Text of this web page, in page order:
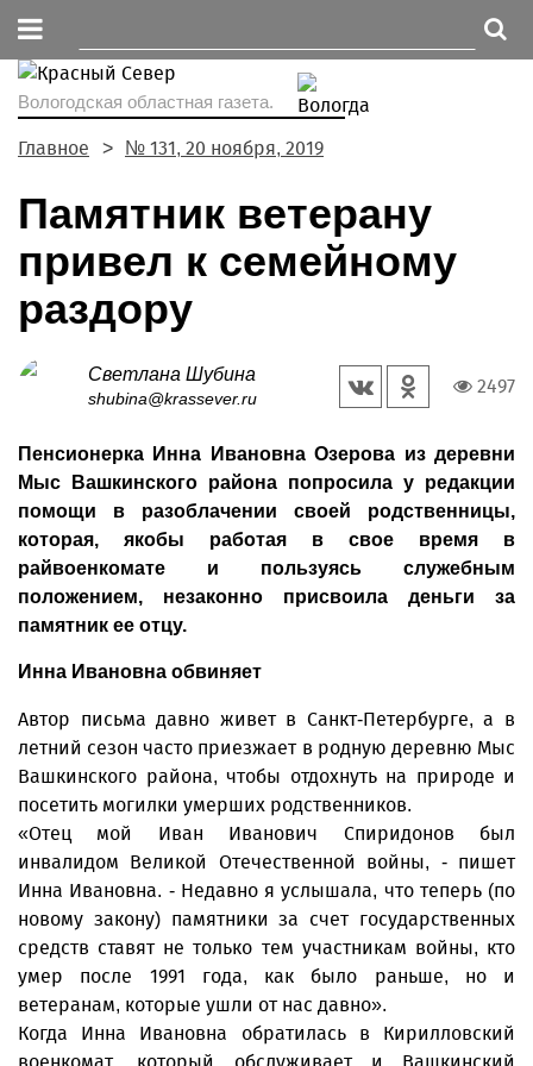
Вологодская областная газета.
Главное № 131, 20 ноября, 2019
Памятник ветерану
привел к семейному
раздору
Светлана Шубина
shubina@krassever.ru
2497
Пенсионерка Инна Ивановна Озерова из деревни
Мыс Вашкинского района попросила у редакции
помощи в разоблачении своей родственницы,
которая, якобы работая в свое время в
райвоенкомате и пользуясь служебным
положением, незаконно присвоила деньги за
памятник ее отцу.
Инна Ивановна обвиняет
Автор письма давно живет в Санкт-Петербурге, а в
летний сезон часто приезжает в родную деревню Мыс
Вашкинского района, чтобы отдохнуть на природе и
посетить могилки умерших родственников.
«Отец мой Иван Иванович Спиридонов был
инвалидом Великой Отечественной войны, - пишет
Инна Ивановна. - Недавно я услышала, что теперь (по
новому закону) памятники за счет государственных
средств ставят не только тем участникам войны, кто
умер после 1991 года, как было раньше, но и
ветеранам, которые ушли от нас давно».
Когда Инна Ивановна обратилась в Кирилловский